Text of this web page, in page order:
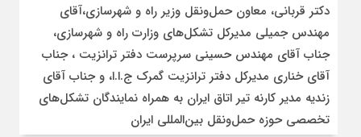
دکتر قربانی، معاون حمل‌ونقل وزیر راه و شهرسازی،آقای
مهندس جمیلی مدیرکل تشکل‌های وزارت راه و شهرسازی،
جناب آقای مهندس حسینی سرپرست دفتر ترانزیت ، جناب
آقای خناری مدیرکل دفتر ترانزیت گمرک ج.ا.ا، و جناب آقای
زندیه مدیر کارنه تیر اتاق ایران به همراه نمایندگان تشکل‌های
تخصصی حوزه حمل‌ونقل بین‌المللی ایران